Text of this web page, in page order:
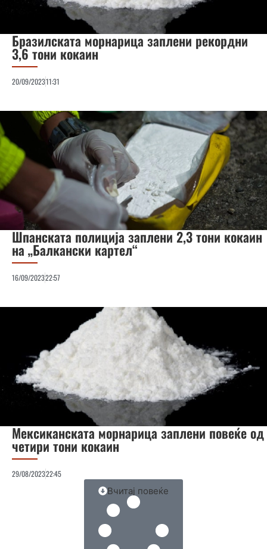
Бразилската морнарица заплени рекордни
3,6 тони кокаин
20/09/202311:31
Шпанската полиција заплени 2,3 тони кокаин
на „Балкански картел“
16/09/202322:57
Мексиканската морнарица заплени повеќе од
четири тони кокаин
29/08/202322:45
Вчитај повеќе